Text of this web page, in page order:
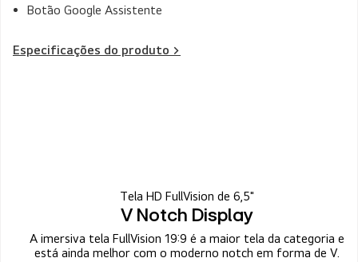
Botão Google Assistente
Especificações do produto >
Tela HD FullVision de 6,5"
V Notch Display
A imersiva tela FullVision 19:9 é a maior tela da categoria e
está ainda melhor com o moderno notch em forma de V.